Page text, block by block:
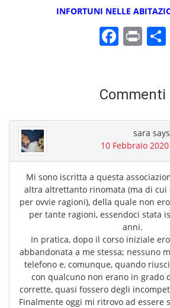
INFORTUNI NELLE
F
e
o
o
k
Pr
Commenti
sara says
10 Febbraio
Mi sono iscritta a questa
altra altrettanto rinomata (ma di cui
per ovvie ragioni), della quale non
per tante ragioni, essendoci stata
anni.
In pratica, dopo il corso iniziale
abbandonata a me stessa; nessuno
telefono e, comunque, quando
con qualcuno non erano in grado
corrette, quasi fossero degli
Finalmente oggi mi ritrovo ad essere